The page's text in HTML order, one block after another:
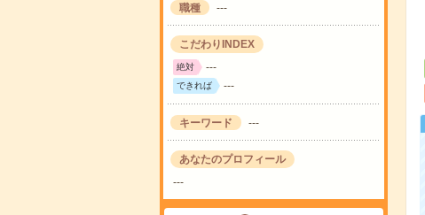
職種 ---
こだわりINDEX
絶対 ---
できれば ---
キーワード ---
あなたのプロフィール
---